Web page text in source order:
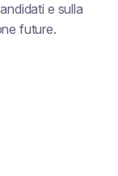
e sulla
future.